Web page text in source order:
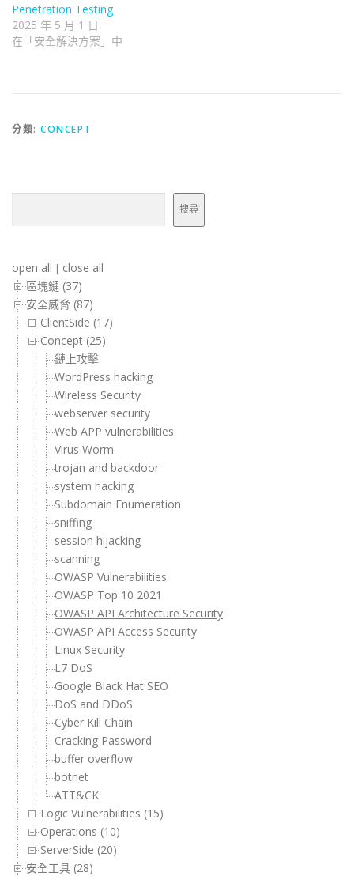
Penetration Testing
2025 年 5 月 1 日
在「安全解決方案」中
分類: CONCEPT
搜尋
open all | close all
區塊鏈 (37)
安全威脅 (87)
ClientSide (17)
Concept (25)
鏈上攻擊
WordPress hacking
Wireless Security
webserver security
Web APP vulnerabilities
Virus Worm
trojan and backdoor
system hacking
Subdomain Enumeration
sniffing
session hijacking
scanning
OWASP Vulnerabilities
OWASP Top 10 2021
OWASP API Architecture Security
OWASP API Access Security
Linux Security
L7 DoS
Google Black Hat SEO
DoS and DDoS
Cyber Kill Chain
Cracking Password
buffer overflow
botnet
ATT&CK
Logic Vulnerabilities (15)
Operations (10)
ServerSide (20)
安全工具 (28)